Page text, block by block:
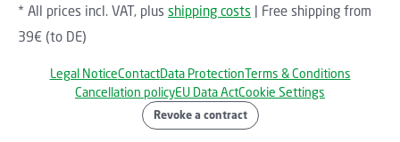
* All prices incl. VAT, plus shipping costs | Free shipping from
39€ (to DE)
Legal NoticeContactData ProtectionTerms & Conditions
Cancellation policyEU Data ActCookie Settings
Revoke a contract